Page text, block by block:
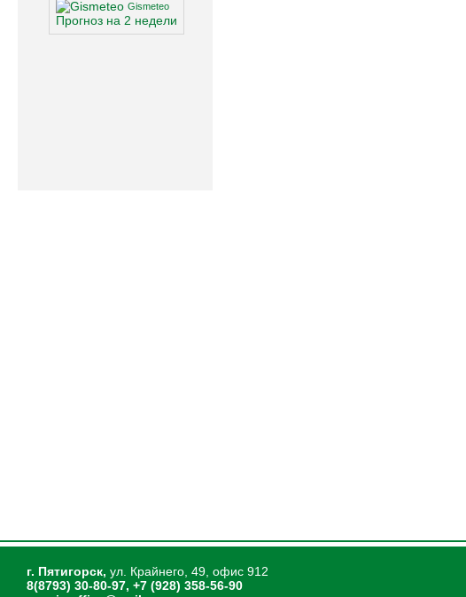
Gismeteo
Прогноз на 2 недели
г. Пятигорск, ул. Крайнего, 49, офис 912
8(8793) 30-80-97, +7 (928) 358-56-90